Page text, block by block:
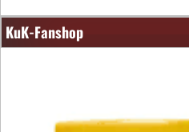
KuK-Fanshop